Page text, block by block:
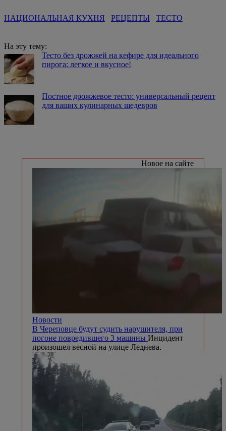
НАЦИОНАЛЬНАЯ КУХНЯ РЕЦЕПТЫ ТЕСТО
На эту тему:
Тесто без дрожжей на кефире для идеального
пирога: легкое и вкусное!
Постное дрожжевое тесто: универсальный рецепт
для ваших кулинарных шедевров
Новое на сайте
Новости
В Череповце будут судить нарушителя, при
погоне повредившего 3 машины Инцидент
произошел весной на улице Леднева.